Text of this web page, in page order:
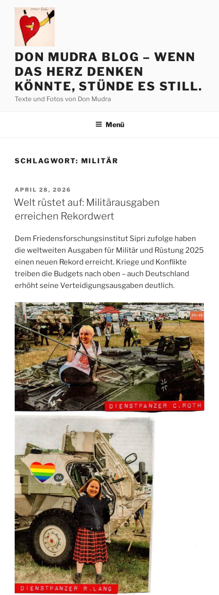
Zum
springen
DON MUDRA BLOG – WENN
DAS HERZ DENKEN
KÖNNTE, STÜNDE ES STILL.
Texte und Fotos von Don Mudra
Menü
SCHLAGWORT: MILITÄR
VERÖFFENTLICHT
AM
APRIL 28, 2026
Welt rüstet auf: Militärausgaben
erreichen Rekordwert
Dem Friedensforschungsinstitut Sipri zufolge haben
die weltweiten Ausgaben für Militär und Rüstung 2025
einen neuen Rekord erreicht. Kriege und Konflikte
treiben die Budgets nach oben – auch Deutschland
erhöht seine Verteidigungsausgaben deutlich.